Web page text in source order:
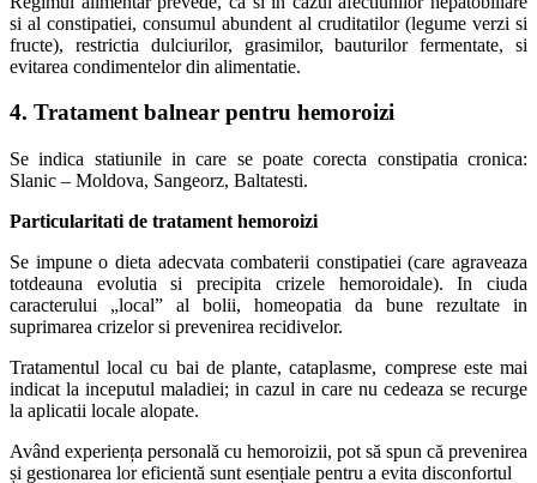
si al constipatiei, consumul abundent al cruditatilor (legume verzi si
fructe), restrictia dulciurilor, grasimilor, bauturilor fermentate, si
evitarea condimentelor din alimentatie.
4. Tratament balnear pentru hemoroizi
Se indica statiunile in care se poate corecta constipatia cronica:
Slanic – Moldova, Sangeorz, Baltatesti.
Particularitati de tratament hemoroizi
Se impune o dieta adecvata combaterii constipatiei (care agraveaza
totdeauna evolutia si precipita crizele hemoroidale). In ciuda
caracterului „local” al bolii, homeopatia da bune rezultate in
suprimarea crizelor si prevenirea recidivelor.
Tratamentul local cu bai de plante, cataplasme, comprese este mai
indicat la inceputul maladiei; in cazul in care nu cedeaza se recurge
la aplicatii locale alopate.
Având experiența personală cu hemoroizii, pot să spun că prevenirea
și gestionarea lor eficientă sunt esențiale pentru a evita disconfortul